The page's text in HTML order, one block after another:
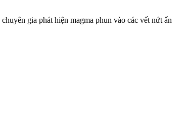
gia phát hiện magma phun vào các vết nứt ẩn